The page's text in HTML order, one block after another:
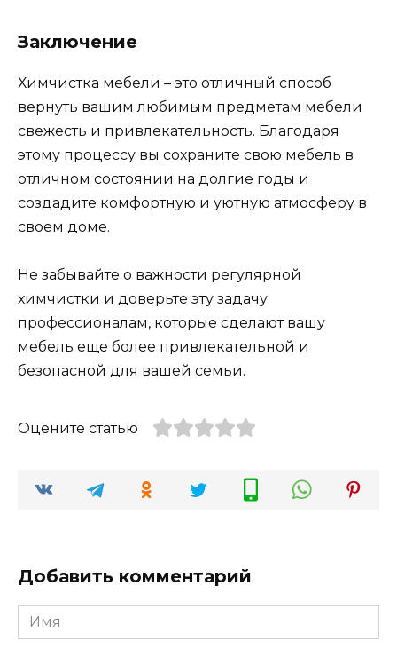
Заключение
Химчистка мебели – это отличный способ
вернуть вашим любимым предметам мебели
свежесть и привлекательность. Благодаря
этому процессу вы сохраните свою мебель в
отличном состоянии на долгие годы и
создадите комфортную и уютную атмосферу в
своем доме.
Не забывайте о важности регулярной
химчистки и доверьте эту задачу
профессионалам, которые сделают вашу
мебель еще более привлекательной и
безопасной для вашей семьи.
Оцените статью
Добавить комментарий
Имя
*